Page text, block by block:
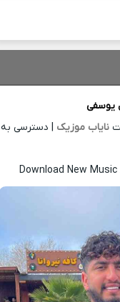
یوسفی
نایاب موزیک | دسترسی به
Download New Music